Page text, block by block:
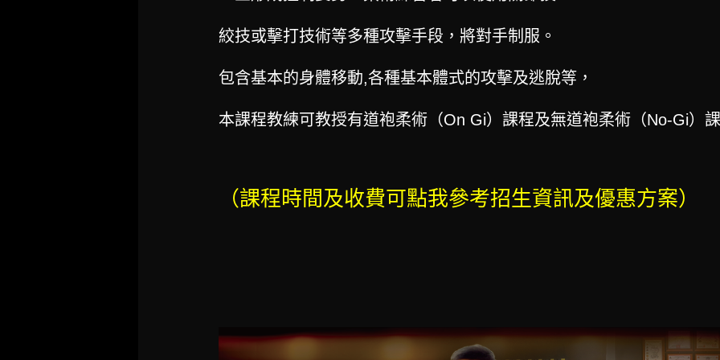
絞技或擊打技術等多種攻擊手段，將對手制服。
包含基本的身體移動,各種基本體式的攻擊及逃脫等，
本課程教練可教授有道袍柔術（On Gi）課程及無道袍柔術（No-Gi）
（課程時間及收費可點我參考招生資訊及優惠方案）